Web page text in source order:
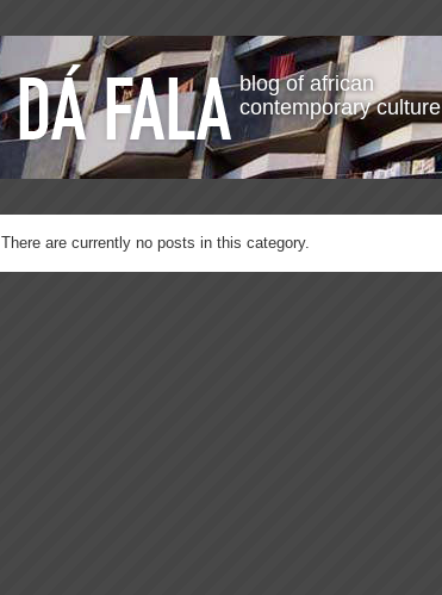
blog of african
contemporary culture
There are currently no posts in this category.